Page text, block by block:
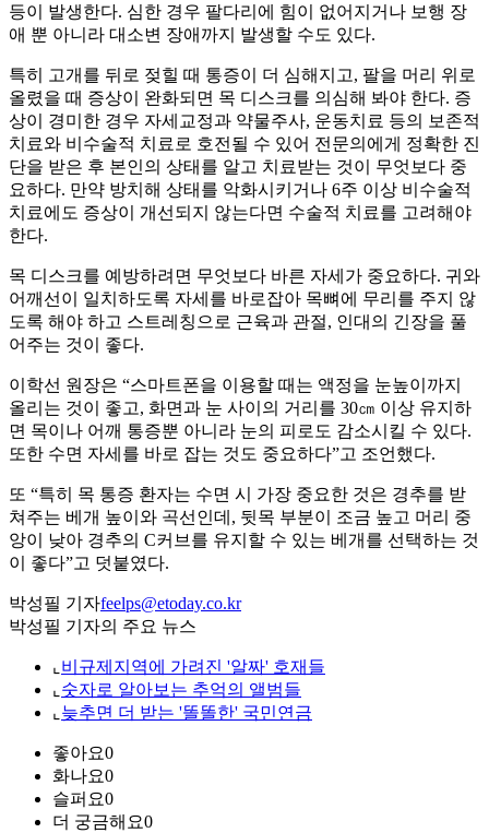
등이 발생한다. 심한 경우 팔다리에 힘이 없어지거나 보행 장
애 뿐 아니라 대소변 장애까지 발생할 수도 있다.
특히 고개를 뒤로 젖힐 때 통증이 더 심해지고, 팔을 머리 위로
올렸을 때 증상이 완화되면 목 디스크를 의심해 봐야 한다. 증
상이 경미한 경우 자세교정과 약물주사, 운동치료 등의 보존적
치료와 비수술적 치료로 호전될 수 있어 전문의에게 정확한 진
단을 받은 후 본인의 상태를 알고 치료받는 것이 무엇보다 중
요하다. 만약 방치해 상태를 악화시키거나 6주 이상 비수술적
치료에도 증상이 개선되지 않는다면 수술적 치료를 고려해야
한다.
목 디스크를 예방하려면 무엇보다 바른 자세가 중요하다. 귀와
어깨선이 일치하도록 자세를 바로잡아 목뼈에 무리를 주지 않
도록 해야 하고 스트레칭으로 근육과 관절, 인대의 긴장을 풀
어주는 것이 좋다.
이학선 원장은 “스마트폰을 이용할 때는 액정을 눈높이까지
올리는 것이 좋고, 화면과 눈 사이의 거리를 30㎝ 이상 유지하
면 목이나 어깨 통증뿐 아니라 눈의 피로도 감소시킬 수 있다.
또한 수면 자세를 바로 잡는 것도 중요하다”고 조언했다.
또 “특히 목 통증 환자는 수면 시 가장 중요한 것은 경추를 받
쳐주는 베개 높이와 곡선인데, 뒷목 부분이 조금 높고 머리 중
앙이 낮아 경추의 C커브를 유지할 수 있는 베개를 선택하는 것
이 좋다”고 덧붙였다.
박성필 기자feelps@etoday.co.kr
박성필 기자의 주요 뉴스
⌞ 비규제지역에 가려진 '알짜' 호재들
⌞ 숫자로 알아보는 추억의 앨범들
⌞ 늦추면 더 받는 '똘똘한' 국민연금
좋아요0
화나요0
슬퍼요0
더 궁금해요0